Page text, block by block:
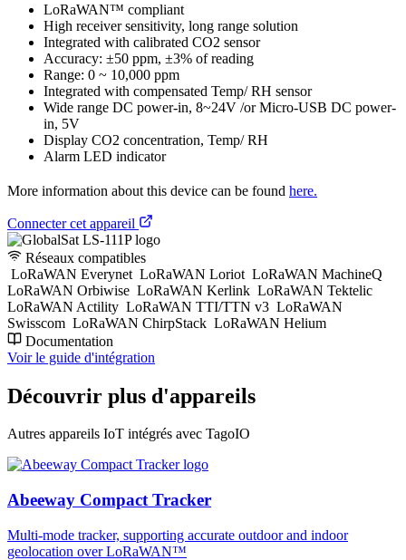
LoRaWAN™ compliant
High receiver sensitivity, long range solution
Integrated with calibrated CO2 sensor
Accuracy: ±50 ppm, ±3% of reading
Range: 0 ~ 10,000 ppm
Integrated with compensated Temp/ RH sensor
Wide range DC power-in, 8~24V /or Micro-USB DC power-
in, 5V
Display CO2 concentration, Temp/ RH
Alarm LED indicator
More information about this device can be found here.
Connecter cet appareil
Réseaux compatibles
LoRaWAN Everynet LoRaWAN Loriot LoRaWAN MachineQ
LoRaWAN Orbiwise LoRaWAN Kerlink LoRaWAN Tektelic
LoRaWAN Actility LoRaWAN TTI/TTN v3 LoRaWAN
Swisscom LoRaWAN ChirpStack LoRaWAN Helium
Documentation
Voir le guide d'intégration
Découvrir plus d'appareils
Autres appareils IoT intégrés avec TagoIO
Abeeway Compact Tracker
Multi-mode tracker, supporting accurate outdoor and indoor
geolocation over LoRaWAN™